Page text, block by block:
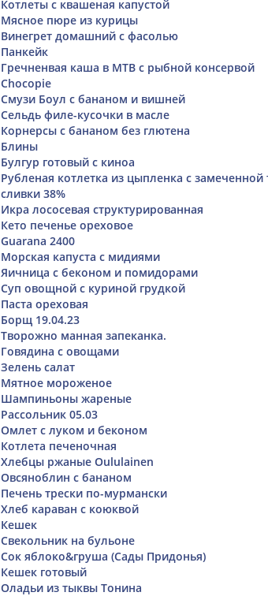
Котлеты с квашеная капустой
Мясное пюре из курицы
Винегрет домашний с фасолью
Панкейк
Гречненвая каша в МТВ с рыбной консервой
Chocopie
Смузи Боул с бананом и вишней
Сельдь филе-кусочки в масле
Корнерсы с бананом без глютена
Блины
Булгур готовый с киноа
Рубленая котлетка из цыпленка с
сливки 38%
Икра лососевая структурированная
Кето печенье ореховое
Guarana 2400
Морская капуста с мидиями
Яичница с беконом и помидорами
Суп овощной с куриной грудкой
Паста ореховая
Борщ 19.04.23
Творожно манная запеканка.
Говядина с овощами
Зелень салат
Мятное мороженое
Шампиньоны жареные
Рассольник 05.03
Омлет с луком и беконом
Котлета печеночная
Хлебцы ржаные Oululainen
Овсяноблин с бананом
Печень трески по-мурмански
Хлеб караван с коюквой
Кешек
Свекольник на бульоне
Сок яблоко&груша (Сады Придонья)
Кешек готовый
Оладьи из тыквы Тонина